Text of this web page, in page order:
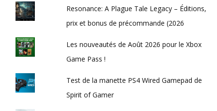
Resonance: A Plague Tale Legacy – Éditions,
prix et bonus de précommande (2026
Les nouveautés de Août 2026 pour le Xbox
Game Pass !
Test de la manette PS4 Wired Gamepad de
Spirit of Gamer